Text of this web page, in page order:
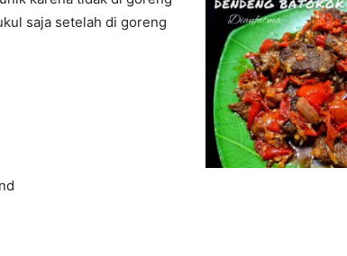
saja setelah di goreng